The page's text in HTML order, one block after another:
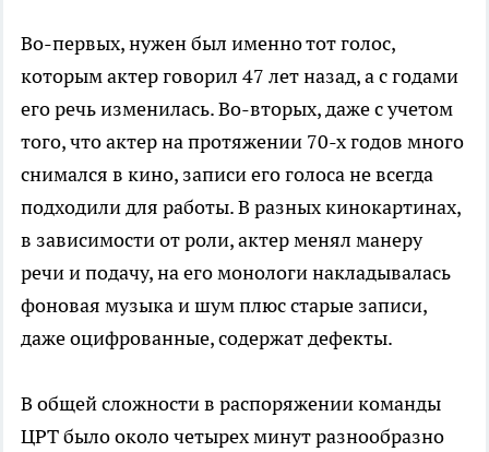
Во-первых, нужен был именно тот голос,
которым актер говорил 47 лет назад, а с годами
его речь изменилась. Во-вторых, даже с учетом
того, что актер на протяжении 70-х годов много
снимался в кино, записи его голоса не всегда
подходили для работы. В разных кинокартинах,
в зависимости от роли, актер менял манеру
речи и подачу, на его монологи накладывалась
фоновая музыка и шум плюс старые записи,
даже оцифрованные, содержат дефекты.
В общей сложности в распоряжении команды
ЦРТ было около четырех минут разнообразно